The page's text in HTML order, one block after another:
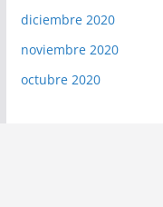
diciembre 2020
noviembre 2020
octubre 2020